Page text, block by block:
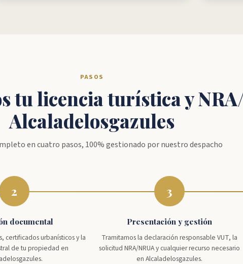
PASOS
tu licencia turística y
Alcaladelosgazules
en cuatro pasos, 100% gestionado por nuestro despacho
2
documental
certificados urbanísticos y la
de tu propiedad en
3
Presentación y gestión
Tramitamos la declaración responsable VUT, la
solicitud NRA/NRUA y cualquier recurso necesario
en Alcaladelosgazules.